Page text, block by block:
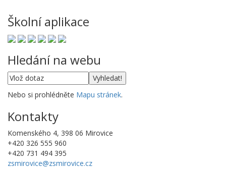
Školní aplikace
Hledání na webu
Nebo si prohlédněte Mapu stránek.
Kontakty
Komenského 4, 398 06 Mirovice
+420 326 555 960
+420 731 494 395
zsmirovice@zsmirovice.cz